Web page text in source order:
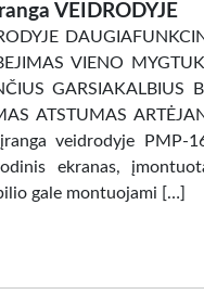
VEIDRODYJE
VIENO
GARSIAKALBIUS
ATSTUMAS
veidrodyje PMP-
ekranas,
gale montuojami […]